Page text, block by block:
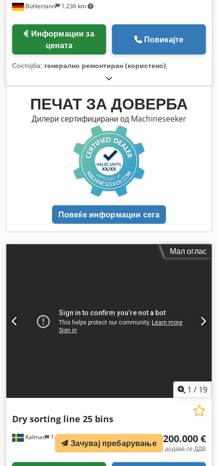
Bühlertann 1.236 km
цената
Повикајте
Состојба: генерално ремонтиран (користено),
ПЕЧАТ ЗА ДОВЕРБА
Дилери сертифицирани од Machineseeker
Повеќе информации сега
Мал оглас
1 / 19
Kalmar 1.720 km
Dry sorting line 25 bins
200.000 €
фиксна цена додава се ДДВ
Зачувај пребарување